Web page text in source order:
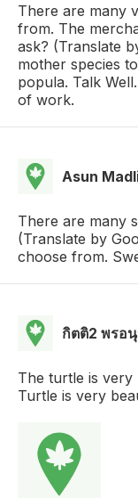
There are many
from. The
ask? (Translate
mother species
popula. Talk
of work.
Asun
There are many
(Translate by
choose from.
กิตติ2 พรอ
The turtle is very
Turtle is very